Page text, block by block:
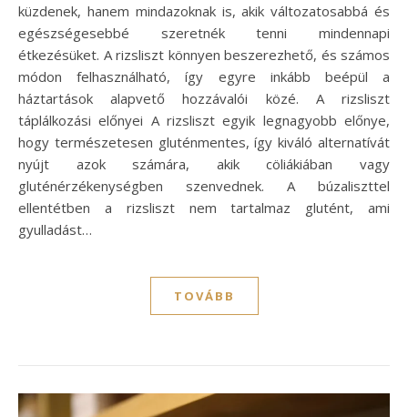
küzdenek, hanem mindazoknak is, akik változatosabbá és
egészségesebbé szeretnék tenni mindennapi
étkezésüket. A rizsliszt könnyen beszerezhető, és számos
módon felhasználható, így egyre inkább beépül a
háztartások alapvető hozzávalói közé. A rizsliszt
táplálkozási előnyei A rizsliszt egyik legnagyobb előnye,
hogy természetesen gluténmentes, így kiváló alternatívát
nyújt azok számára, akik cöliákiában vagy
gluténérzékenységben szenvednek. A búzaliszttel
ellentétben a rizsliszt nem tartalmaz glutént, ami
gyulladást…
TOVÁBB